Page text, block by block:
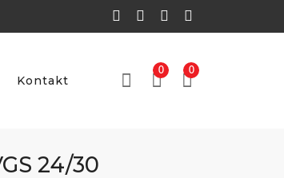
Kontakt
0 0
24/30